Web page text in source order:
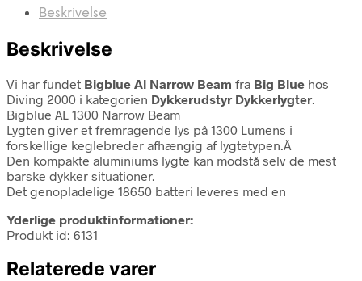
Beskrivelse
Beskrivelse
Vi har fundet Bigblue Al Narrow Beam fra Big Blue hos
Diving 2000 i kategorien Dykkerudstyr Dykkerlygter.
Bigblue AL 1300 Narrow Beam
Lygten giver et fremragende lys på 1300 Lumens i
forskellige keglebreder afhængig af lygtetypen.Â
Den kompakte aluminiums lygte kan modstå selv de mest
barske dykker situationer.
Det genopladelige 18650 batteri leveres med en
Yderlige produktinformationer:
Produkt id: 6131
Relaterede varer